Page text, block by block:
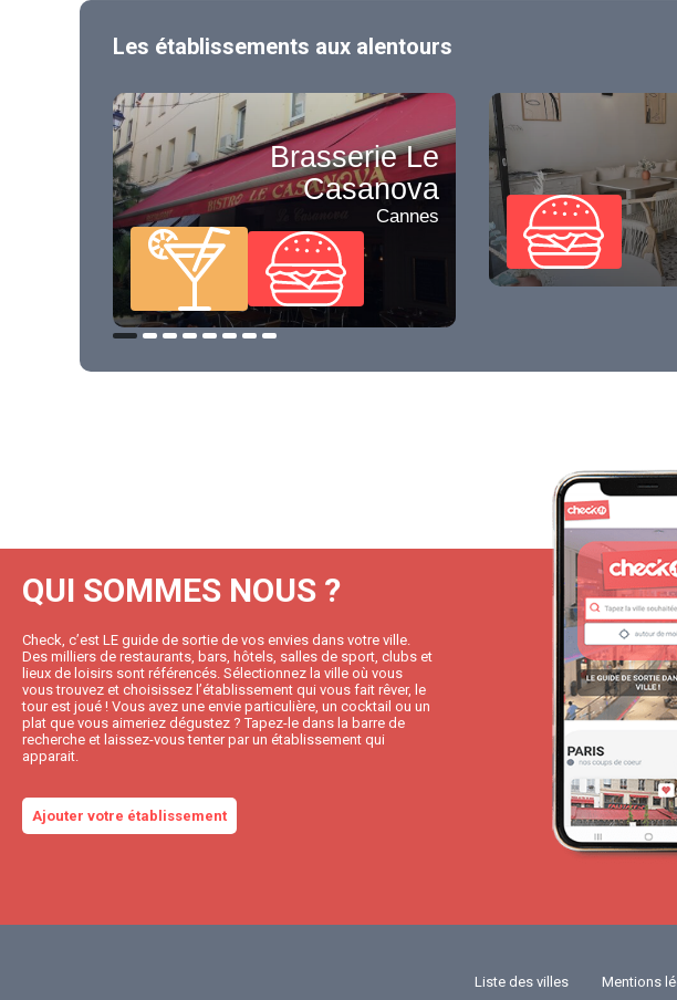
Les établissements aux alentours
Brasserie Le
Casanova
Cannes
QUI SOMMES NOUS ?
Check, c’est LE guide de sortie de vos envies dans votre ville.
Des milliers de restaurants, bars, hôtels, salles de sport, clubs et
lieux de loisirs sont référencés. Sélectionnez la ville où vous
vous trouvez et choisissez l’établissement qui vous fait rêver, le
tour est joué ! Vous avez une envie particulière, un cocktail ou un
plat que vous aimeriez dégustez ? Tapez-le dans la barre de
recherche et laissez-vous tenter par un établissement qui
apparait.
Ajouter votre établissement
Liste des villes Mentions